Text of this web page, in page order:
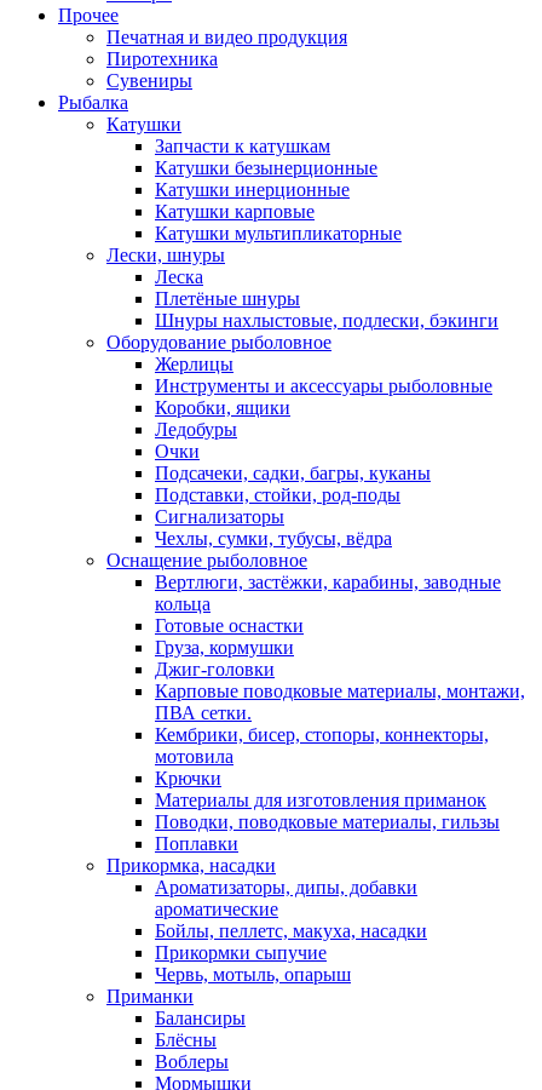
Прочее
Печатная и видео продукция
Пиротехника
Сувениры
Рыбалка
Катушки
Запчасти к катушкам
Катушки безынерционные
Катушки инерционные
Катушки карповые
Катушки мультипликаторные
Лески, шнуры
Леска
Плетёные шнуры
Шнуры нахлыстовые, подлески, бэкинги
Оборудование рыболовное
Жерлицы
Инструменты и аксессуары рыболовные
Коробки, ящики
Ледобуры
Очки
Подсачеки, садки, багры, куканы
Подставки, стойки, род-поды
Сигнализаторы
Чехлы, сумки, тубусы, вёдра
Оснащение рыболовное
Вертлюги, застёжки, карабины, заводные
кольца
Готовые оснастки
Груза, кормушки
Джиг-головки
Карповые поводковые материалы, монтажи,
ПВА сетки.
Кембрики, бисер, стопоры, коннекторы,
мотовила
Крючки
Материалы для изготовления приманок
Поводки, поводковые материалы, гильзы
Поплавки
Прикормка, насадки
Ароматизаторы, дипы, добавки
ароматические
Бойлы, пеллетс, макуха, насадки
Прикормки сыпучие
Червь, мотыль, опарыш
Приманки
Балансиры
Блёсны
Воблеры
Мормышки